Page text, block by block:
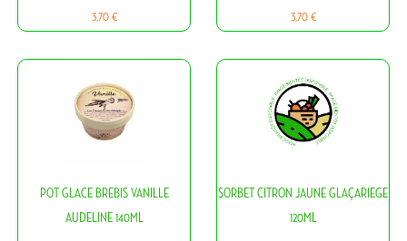
Prix
3,70 € Prix
3,70 €
POT GLACE BREBIS VANILLE
AUDELINE 140ML
SORBET CITRON JAUNE GLAÇARIEGE
120ML